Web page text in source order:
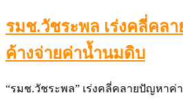
รมช.วัชระพล เร่งคลี่คล
ค้างจ่ายค่าน้ำนมดิบ
“รมช.วัชระพล” เร่งคลี่คลายปัญหา